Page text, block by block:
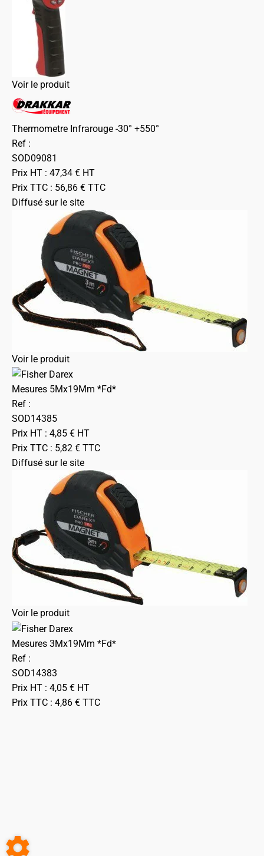
Voir le produit
Thermometre Infrarouge -30° +550°
Ref :
SOD09081
Prix HT : 47,34 € HT
Prix TTC : 56,86 € TTC
Diffusé sur le site
Voir le produit
Mesures 5Mx19Mm *Fd*
Ref :
SOD14385
Prix HT : 4,85 € HT
Prix TTC : 5,82 € TTC
Diffusé sur le site
Voir le produit
Mesures 3Mx19Mm *Fd*
Ref :
SOD14383
Prix HT : 4,05 € HT
Prix TTC : 4,86 € TTC